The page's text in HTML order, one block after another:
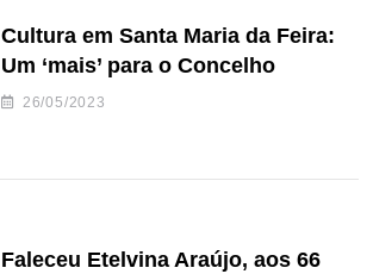
Cultura em Santa Maria da Feira:
Um ‘mais’ para o Concelho
26/05/2023
Faleceu Etelvina Araújo, aos 66